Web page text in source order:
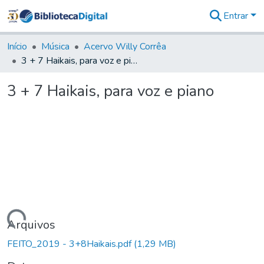
&
Coleções
Tudo na
Digital
Entrar
Início Música
Acervo Willy Corrêa
3 + 7 Haikais, para voz e piano
3 + 7 Haikais, para voz e piano
Arquivos
FEITO_2019 - 3+8Haikais.pdf(1,29 MB)